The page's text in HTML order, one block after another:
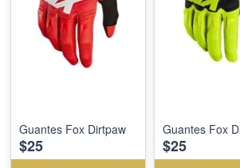
Guantes Fox Dirtpaw
$25
Guantes Fox
$25